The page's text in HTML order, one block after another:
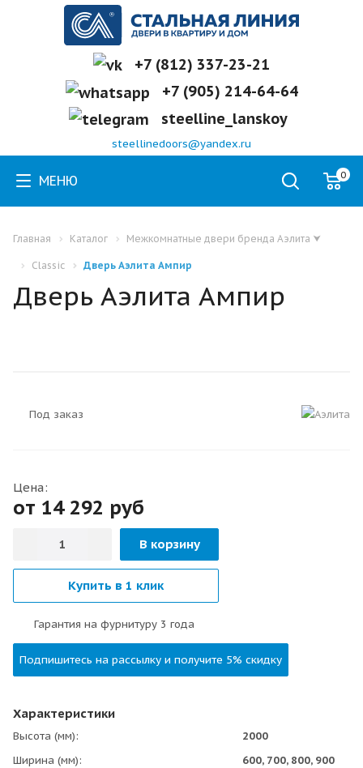
+7 (812) 337-23-21
+7 (905) 214-64-64
steelline_lanskoy
steellinedoors@yandex.ru
МЕНЮ 0
Главная Каталог Межкомнатные двери бренда Аэлита ⮟
Classic Дверь Аэлита Ампир
Дверь Аэлита Ампир
Под заказ
Цена:
от 14 292 руб
В корзину
Купить в 1 клик
Гарантия на фурнитуру 3 года
Подпишитесь на рассылку и получите 5% скидку
Характеристики
Высота (мм)
2000
Ширина (мм)
600, 700, 800, 900